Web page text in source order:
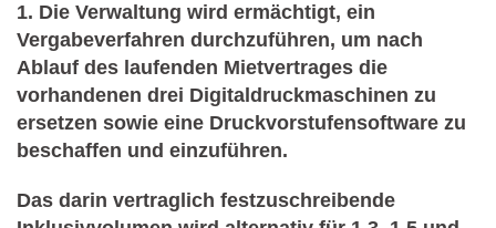
1. Die Verwaltung wird ermächtigt, ein
Vergabeverfahren durchzuführen, um nach
Ablauf des laufenden Mietvertrages die
vorhandenen drei Digitaldruckmaschinen zu
ersetzen sowie eine Druckvorstufensoftware zu
beschaffen und einzuführen.
Das darin vertraglich festzuschreibende